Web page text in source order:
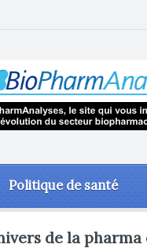
Politique de santé
de la pharma